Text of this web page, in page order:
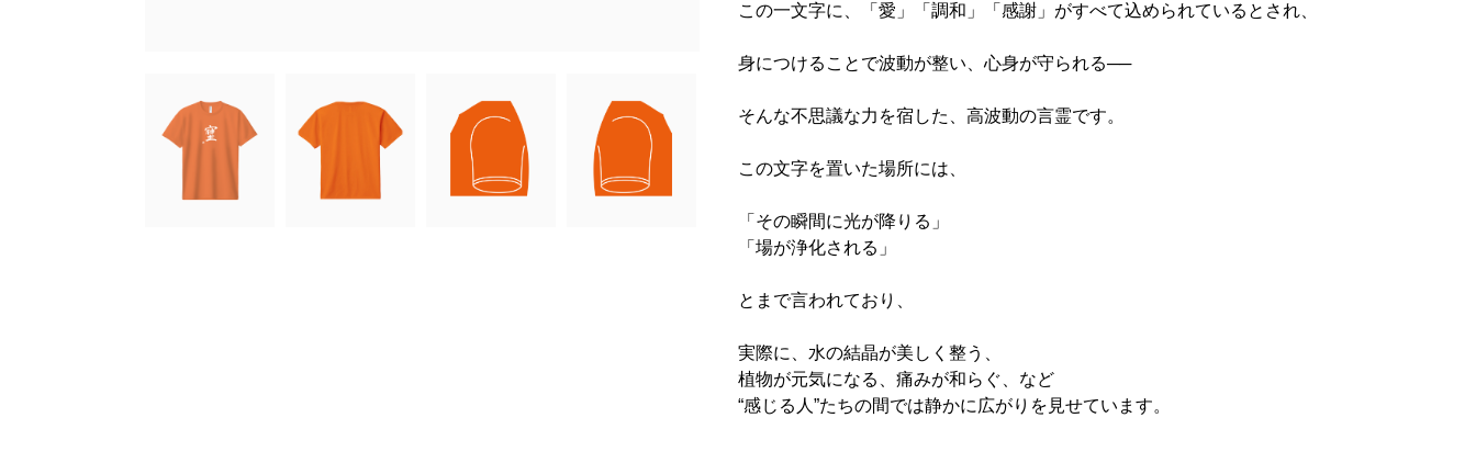
この一文字に、「愛」「調和」「感謝」がすべて込められているとされ、
身につけることで波動が整い、心身が守られる──
そんな不思議な力を宿した、高波動の言霊です。
この文字を置いた場所には、
「その瞬間に光が降りる」
「場が浄化される」
とまで言われており、
実際に、水の結晶が美しく整う、
植物が元気になる、痛みが和らぐ、など
“感じる人”たちの間では静かに広がりを見せています。